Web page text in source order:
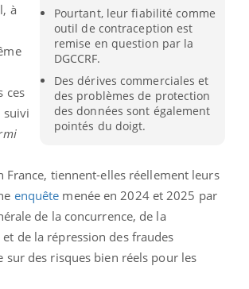
Pourtant, leur fiabilité comme
outil de contraception est
remise en question par la
DGCCRF.
Des dérives commerciales et
des problèmes de protection
des données sont également
pointés du doigt.
à
ces
suivi
France, tiennent-elles réellement leurs
enquête menée en 2024 et 2025 par
de la concurrence, de la
de la répression des fraudes
sur des risques bien réels pour les